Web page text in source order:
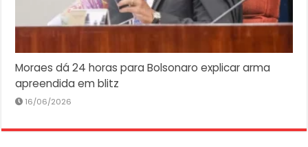
Moraes dá 24 horas para Bolsonaro explicar arma
apreendida em blitz
16/06/2026